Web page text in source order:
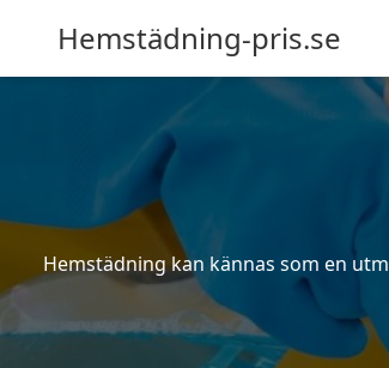
Hemstädning-pris.se
Hemstädning kan kännas som en